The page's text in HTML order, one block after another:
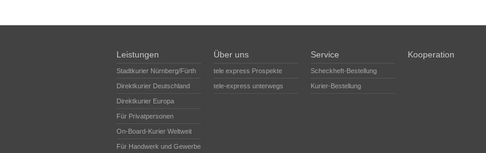
Leistungen
Stadtkurier Nürnberg/Fürth
Direktkurier Deutschland
Direktkurier Europa
Für Privatpersonen
On-Board-Kurier Weltweit
Für Handwerk und Gewerbe
Über uns
tele express Prospekte
tele-express unterwegs
Service
Scheckheft-Bestellung
Kurier-Bestellung
Kooperation